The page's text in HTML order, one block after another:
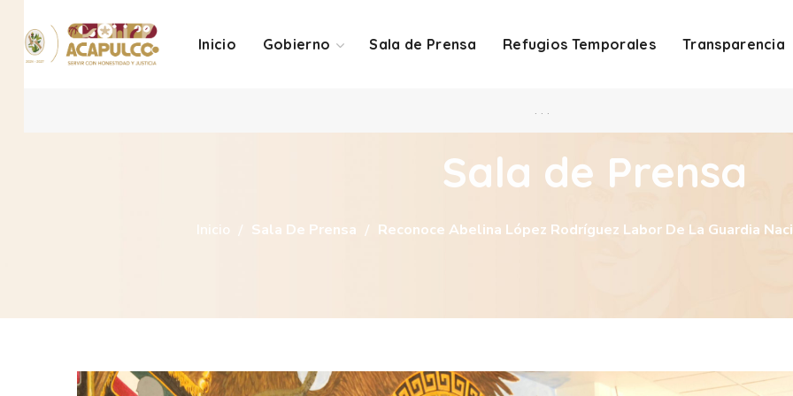
Inicio Gobierno Sala de Prensa Refugios Temporales Transparencia
. . .
Sala de Prensa
Inicio Sala De Prensa Reconoce Abelina López Rodríguez Labor De La Guardia